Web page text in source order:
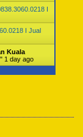
I
I Jual
Kuala
" 1 day ago